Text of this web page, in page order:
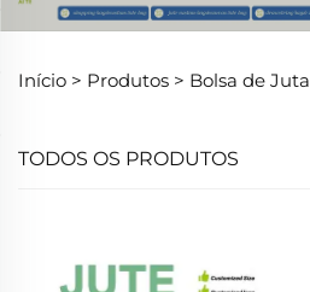
Início > Produtos > Bolsa de Juta
TODOS OS PRODUTOS